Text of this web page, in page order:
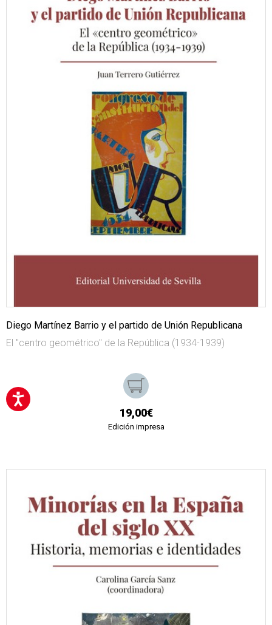
Diego Martínez Barrio y el partido de Unión Republicana
El "centro geométrico" de la República (1934-1939)
19,00€
Edición impresa